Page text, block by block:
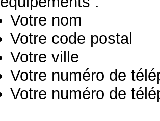
Votre nom
Votre code postal
Votre ville
Votre numéro de
Votre numéro de